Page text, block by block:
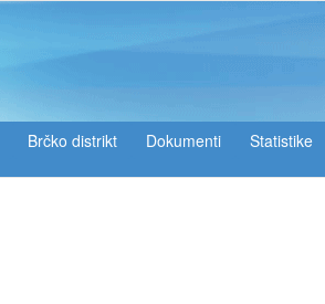
Brčko distrikt Dokumenti Statistike